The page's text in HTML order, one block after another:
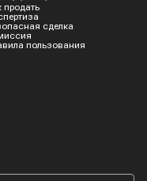
продать
сделка
пользования